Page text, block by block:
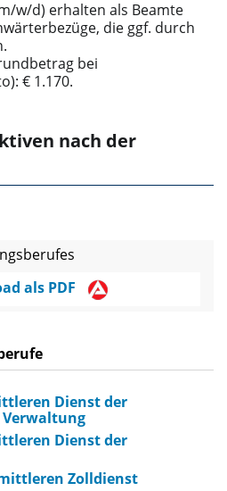
w/d) erhalten als Beamte
die ggf. durch
bei
€ 1.170.
nach der
als PDF
Dienst der
Dienst der
Zolldienst